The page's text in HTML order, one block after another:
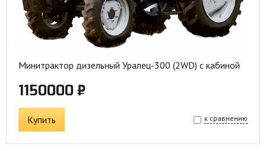
Минитрактор дизельный Уралец-300 (2WD) с кабиной
1150000 ₽
Купить к сравнению